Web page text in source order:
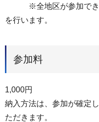
※全地区が参加できる
を行います。
参加料
1,000円
納入方法は、参加が確定
ただきます。